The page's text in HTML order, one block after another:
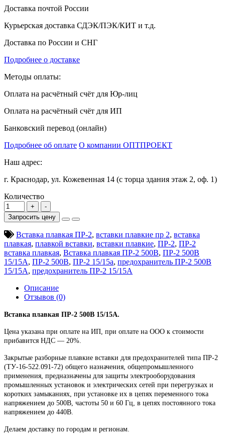
Доставка почтой России
Курьерская доставка СДЭК/ПЭК/КИТ и т.д.
Доставка по России и СНГ
Подробнее о доставке
Методы оплаты:
Оплата на расчётный счёт для Юр-лиц
Оплата на расчётный счёт для ИП
Банковский перевод (онлайн)
Подробнее об оплате О компании ОПТПРОЕКТ
Наш адрес:
г. Краснодар, ул. Кожевенная 14 (с торца здания этаж 2, оф. 1)
Количество
Запросить цену
Вставка плавкая ПР-2, вставки плавкие пр 2, вставка
плавкая, плавкой вставки, вставки плавкие, ПР-2, ПР-2
вставка плавкая, Вставка плавкая ПР-2 500В, ПР-2 500В
15/15А, ПР-2 500В, ПР-2 15/15а, предохранитель ПР-2 500В
15/15А, предохранитель ПР-2 15/15А
Описание
Отзывов (0)
Вставка плавкая ПР-2 500В 15/15А.
Цена указана при оплате на ИП, при оплате на ООО к стоимости
прибавится НДС ― 20%.
Закрытые разборные плавкие вставки для предохранителей типа ПР-2
(ТУ-16-522.091-72) общего назначения, общепромышленного
применения, предназначены для защиты электрооборудования
промышленных установок и электрических сетей при перегрузках и
коротких замыканиях, при установке их в цепях переменного тока
напряжением до 500В, частоты 50 и 60 Гц, в цепях постоянного тока
напряжением до 440В.
Делаем доставку по городам и регионам.